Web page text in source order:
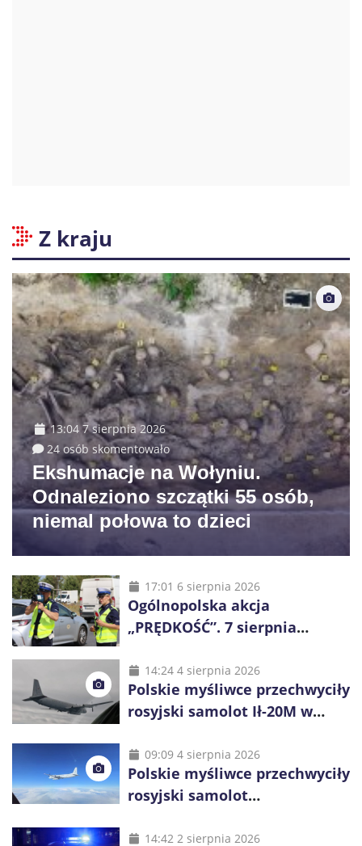
Z kraju
13:04 7 sierpnia 2026
24 osób skomentowało
Ekshumacje na Wołyniu.
Odnaleziono szczątki 55 osób,
niemal połowa to dzieci
17:01 6 sierpnia 2026
Ogólnopolska akcja
„PRĘDKOŚĆ”. 7 sierpnia
14:24 4 sierpnia 2026
Polskie myśliwce przechwyciły
rosyjski samolot Ił-20M w
09:09 4 sierpnia 2026
Polskie myśliwce przechwyciły
rosyjski samolot
14:42 2 sierpnia 2026